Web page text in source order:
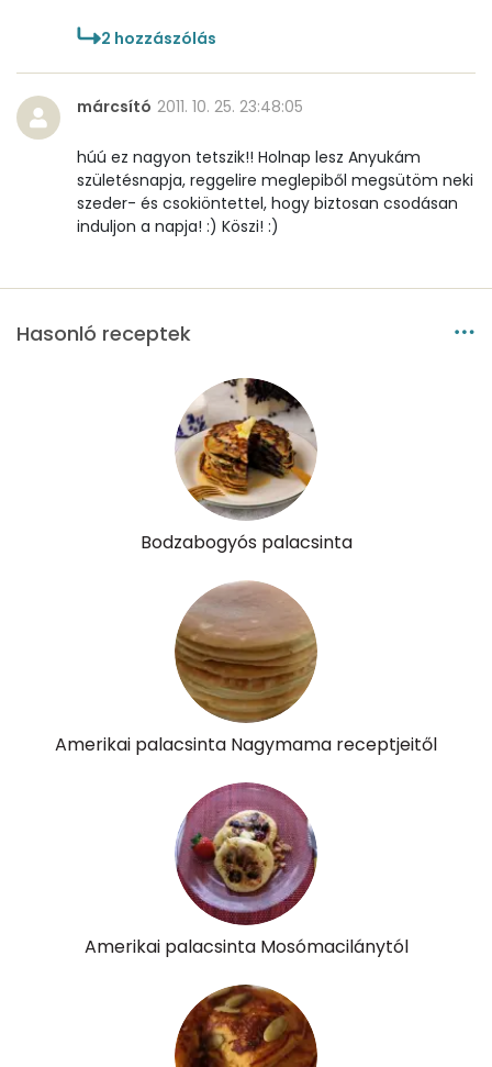
Tiamin - B1 vitamin:
Riboflavin - B2 vitamin:
0 mg
Pantoténsav - B5 vitamin:
0 mg
Folsav - B9-vitamin:
Kolin:
152 mg
Retinol - A vitamin:
2 hozzászólás
márcsító 2011. 10. 25. 23:48:05
húú ez nagyon tetszik!! Holnap lesz Anyukám
születésnapja, reggelire meglepiből megsütöm neki
szeder- és csokiöntettel, hogy biztosan csodásan
induljon a napja! :) Köszi! :)
Hasonló receptek
Bodzabogyós palacsinta
Amerikai palacsinta Nagymama receptjeitől
Amerikai palacsinta Mosómacilánytól